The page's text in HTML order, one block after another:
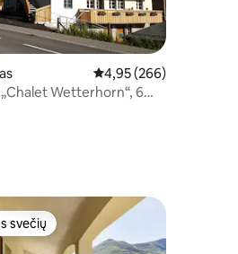
atsiliepimų: 321
Vidutinis įvertinimas:
4,95 (266)
Wetterhorn“, 6
svečių